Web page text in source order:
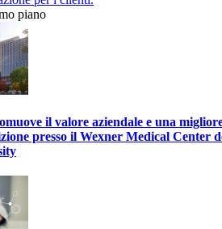
piano
il valore aziendale e una
presso il Wexner Medical Center